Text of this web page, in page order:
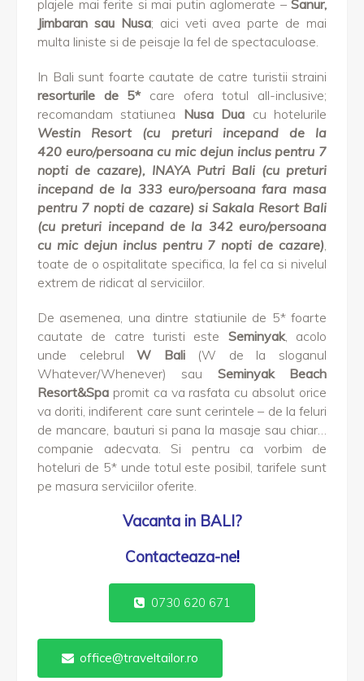
plajele mai ferite si mai putin aglomerate – Sanur,
Jimbaran sau Nusa; aici veti avea parte de mai
multa liniste si de peisaje la fel de spectaculoase.
In Bali sunt foarte cautate de catre turistii straini
resorturile de 5*care ofera totul all-inclusive;
recomandam statiunea Nusa Dua cu hotelurile
Westin Resort (cu preturi incepand de la
420 euro/persoana cu mic dejun inclus pentru 7
nopti de cazare), INAYA Putri Bali (cu preturi
incepand de la 333 euro/persoana fara masa
pentru 7 nopti de cazare) si Sakala Resort Bali
(cu preturi incepand de la 342 euro/persoana
cu mic dejun inclus pentru 7 nopti de cazare),
toate de o ospitalitate specifica, la fel ca si nivelul
extrem de ridicat al serviciilor.
De asemenea, una dintre statiunile de 5* foarte
cautate de catre turisti este Seminyak, acolo
unde celebrulW Bali(W de la sloganul
Whatever/Whenever) sau Seminyak Beach
Resort&Spa promit ca va rasfata cu absolut orice
va doriti, indiferent care sunt cerintele – de la feluri
de mancare, bauturi si pana la masaje sau chiar…
companie adecvata. Si pentru ca vorbim de
hoteluri de 5* unde totul este posibil, tarifele sunt
pe masura serviciilor oferite.
Vacanta in BALI?
Contacteaza-ne!
0730 620 671
office@traveltailor.ro